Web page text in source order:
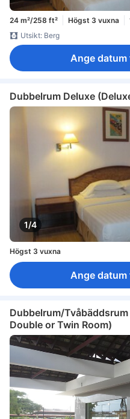
24 m²/258 ft² Högst 3 vuxna
Utsikt: Berg
Ange
Dubbelrum Deluxe
1/4
Högst 3 vuxna
Ange
Dubbelrum/
Double or Twin Room)